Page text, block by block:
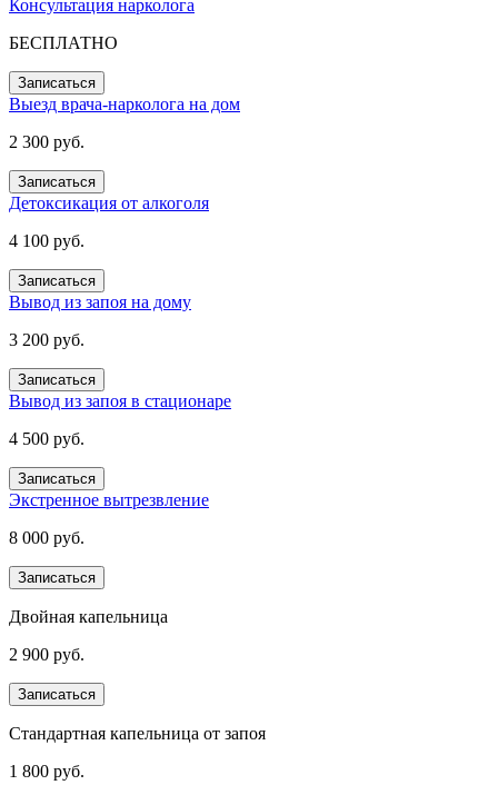
Консультация нарколога
БЕСПЛАТНО
Записаться
Выезд врача-нарколога на дом
2 300 руб.
Записаться
Детоксикация от алкоголя
4 100 руб.
Записаться
Вывод из запоя на дому
3 200 руб.
Записаться
Вывод из запоя в стационаре
4 500 руб.
Записаться
Экстренное вытрезвление
8 000 руб.
Записаться
Двойная капельница
2 900 руб.
Записаться
Стандартная капельница от запоя
1 800 руб.